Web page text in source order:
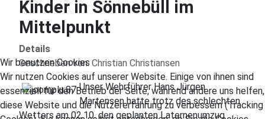
Kinder in Sönnebüll im
Mittelpunkt
Details
Geschrieben von: Christian Christiansen
Unser Wehrführer Hans Jürgen
Martensen hatte trotz des schlechten
Wetters am 02.10. den geplanten Laternenumzug
Wir benutzen Cookies
Wir nutzen Cookies auf unserer Website. Einige von ihnen sind
essenziell für den Betrieb der Seite, während andere uns helfen,
diese Website und die Nutzererfahrung zu verbessern (Tracking